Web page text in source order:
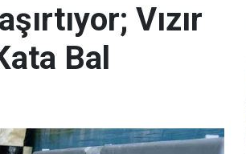
Vızır
Bal